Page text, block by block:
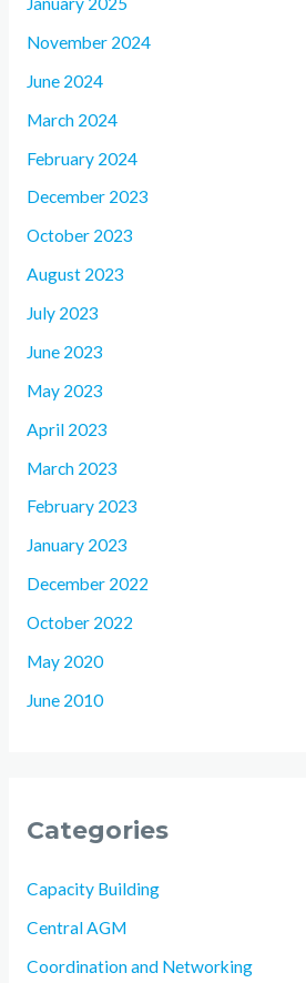
November 2024
June 2024
March 2024
February 2024
December 2023
October 2023
August 2023
July 2023
June 2023
May 2023
April 2023
March 2023
February 2023
January 2023
December 2022
October 2022
May 2020
June 2010
Categories
Capacity Building
Central AGM
Coordination and Networking